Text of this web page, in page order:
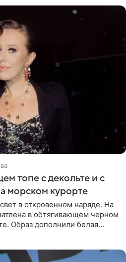
топе с декольте и с
морском курорте
в откровенном наряде. На
в обтягивающем черном
Образ дополнили белая